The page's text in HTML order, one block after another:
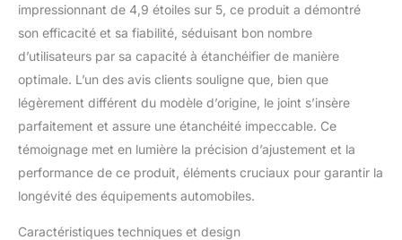
et sont soutenues par
General Motors GM
Engineers conçoit et
validez les pièces
d'origine spécifiquement
pour votre véhicule
Chevrolet, Buick, GMC
ou Cadillac GM met à
jour régulièrement la
conception de pièces de
pour intégrer de
impressionnant de 4,9 étoiles sur 5, ce produit a démontré
son efficacité et sa fiabilité, séduisant bon nombre
d’utilisateurs par sa capacité à étanchéifier de manière
optimale. L’un des avis clients souligne que, bien que
légèrement différent du modèle d’origine, le joint s’insère
parfaitement et assure une étanchéité impeccable. Ce
témoignage met en lumière la précision d’ajustement et la
performance de ce produit, éléments cruciaux pour garantir la
longévité des équipements automobiles.
Caractéristiques techniques et design